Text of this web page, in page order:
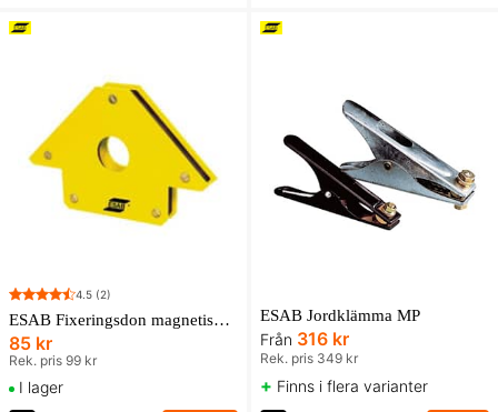
4.5 (2)
ESAB Fixeringsdon magnetiskt, liten
85 kr
Rek. pris 99 kr
I lager
ESAB Jordklämma MP
Från 316 kr
Rek. pris 349 kr
+ Finns i flera varianter